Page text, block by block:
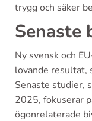
trygg och säker
Senaste
Ny svensk och
lovande resultat,
Senaste studier,
2025, fokuserar
ögonrelaterade